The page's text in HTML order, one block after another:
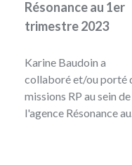
Résonance au 1er
trimestre 2023
Karine Baudoin a
collaboré et/ou porté
missions RP au sein de
l'agence Résonance